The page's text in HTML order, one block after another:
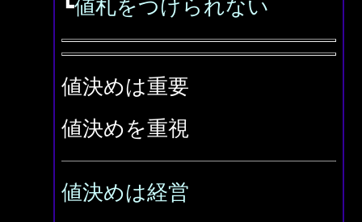
┗値札をつけられない
値決めは重要
値決めを重視
値決めは経営